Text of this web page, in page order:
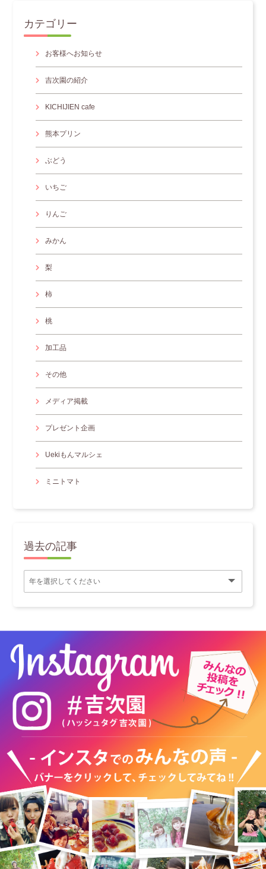
カテゴリー
お客様へお知らせ
吉次園の紹介
KICHIJIEN cafe
熊本プリン
ぶどう
いちご
りんご
みかん
梨
柿
桃
加工品
その他
メディア掲載
プレゼント企画
Uekiもんマルシェ
ミニトマト
過去の記事